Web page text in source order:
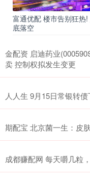
富通优配 楼市告别狂热
底落空
金配资 启迪药业
卖 控制权拟发生变更
人人生 9月15日常银转
期配宝 北京菌一生：皮
成都赚配网 每天嚼几粒